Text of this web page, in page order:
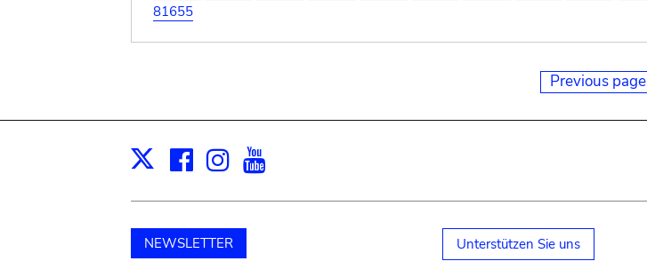
81655
Previous page
X Facebook
Instagram
NEWSLETTER Unterstützen Sie uns